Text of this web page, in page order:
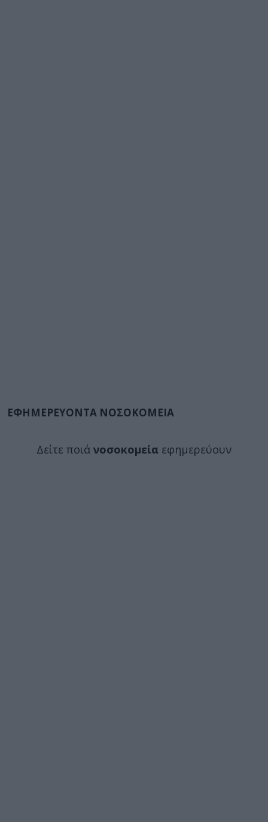
ΕΦΗΜΕΡΕΥΟΝΤΑ ΝΟΣΟΚΟΜΕΙΑ
Δείτε ποιά νοσοκομεία εφημερεύουν